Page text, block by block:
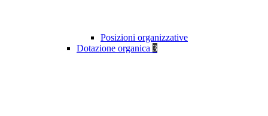
Posizioni organizzative
Dotazione organica 3